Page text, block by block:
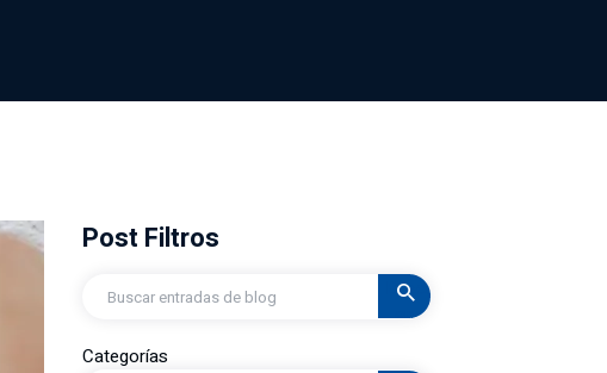
Post Filtros
Buscar
en
Categorías